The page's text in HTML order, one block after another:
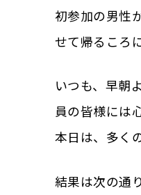
初参加の男性
せて帰るころ
いつも、早朝
員の皆様には
本日は、多く
結果は次の通り